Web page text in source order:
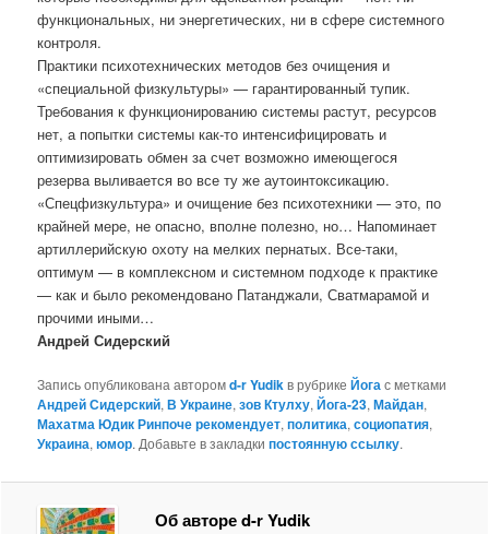
функциональных, ни энергетических, ни в сфере системного
контроля.
Практики психотехнических методов без очищения и
«специальной физкультуры» — гарантированный тупик.
Требования к функционированию системы растут, ресурсов
нет, а попытки системы как-то интенсифицировать и
оптимизировать обмен за счет возможно имеющегося
резерва выливается во все ту же аутоинтоксикацию.
«Спецфизкультура» и очищение без психотехники — это, по
крайней мере, не опасно, вполне полезно, но… Напоминает
артиллерийскую охоту на мелких пернатых. Все-таки,
оптимум — в комплексном и системном подходе к практике
— как и было рекомендовано Патанджали, Сватмарамой и
прочими иными…
Андрей Сидерский
Запись опубликована авторомd-r Yudikв рубрикеЙогас метками
Андрей Сидерский,В Украине,зов Ктулху,Йога-23,Майдан,
Махатма Юдик Ринпоче рекомендует,политика,социопатия,
Украина,юмор. Добавьте в закладкипостоянную ссылку.
Об авторе d-r Yudik